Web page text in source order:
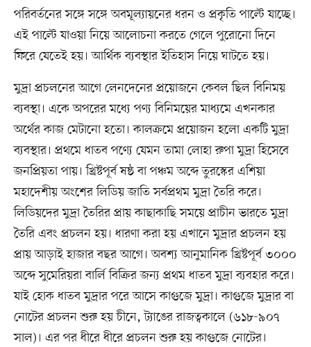
পরিবর্তনের সঙ্গে সঙ্গে অবমূল্যায়নের ধরন ও প্রকৃতি পাল্টে যাচ্ছে।
এই পাল্টে যাওয়া নিয়ে আলোচনা করতে গেলে পুরোনো দিনে
ফিরে যেতেই হয়। আর্থিক ব্যবস্থার ইতিহাস নিয়ে ঘাটতে হয়।
মুদ্রা প্রচলনের আগে লেনদেনের প্রয়োজনে কেবল ছিল বিনিময়
ব্যবস্থা। একে অপরের মধ্যে পণ্য বিনিময়ের মাধ্যমে এখনকার
অর্থের কাজ মেটানো হতো। কালক্রমে প্রয়োজন হলো একটি মুদ্রা
ব্যবস্থার। প্রথমে ধাতব পণ্যে যেমন তামা লোহা রুপা মুদ্রা হিসেবে
জনপ্রিয়তা পায়। খ্রিষ্টপূর্ব ষষ্ঠ বা পঞ্চম অব্দে তুরস্কের এশিয়া
মহাদেশীয় অংশের লিডিয় জাতি সর্বপ্রথম মুদ্রা তৈরি করে।
লিডিয়দের মুদ্রা তৈরির প্রায় কাছাকাছি সময়ে প্রাচীন ভারতে মুদ্রা
তৈরি এবং প্রচলন হয়। ধারণা করা হয় এখানে মুদ্রার প্রচলন হয়
প্রায় আড়াই হাজার বছর আগে। অবশ্য আনুমানিক খ্রিষ্টপূর্ব ৩০০০
অব্দে সুমেরিয়রা বার্লি বিক্রির জন্য প্রথম ধাতব মুদ্রা ব্যবহার করে।
যাই হোক ধাতব মুদ্রার পরে আসে কাগুজে মুদ্রা। কাগুজে মুদ্রার বা
নোটের প্রচলন শুরু হয় চীনে, ট্যাঙের রাজত্বকালে (৬১৮-৯০৭
সাল)। এর পর ধীরে ধীরে প্রচলন শুরু হয় কাগুজে নোটের।